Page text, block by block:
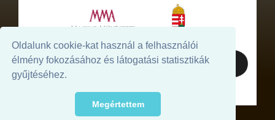
Oldalunk cookie-kat használ a felhasználói
élmény fokozásához és látogatási statisztikák
gyűjtéséhez.
Megértettem